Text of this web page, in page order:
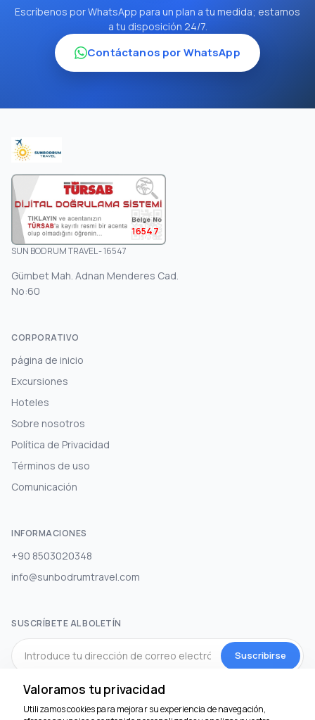
Escríbenos por WhatsApp para un plan a tu medida; estamos
a tu disposición 24/7.
Contáctanos por WhatsApp
16547
SUN BODRUM TRAVEL - 16547
Gümbet Mah. Adnan Menderes Cad.
No:60
CORPORATIVO
página de inicio
Excursiones
Hoteles
Sobre nosotros
Política de Privacidad
Términos de uso
Comunicación
INFORMACIONES
+90 8503020348
info@sunbodrumtravel.com
SUSCRÍBETE AL BOLETÍN
Suscribirse
MEDIOS DE COMUNICACIÓN SOCIAL
Valoramos tu privacidad
Utilizamos cookies para mejorar su experiencia de navegación,
Estamos aquí para